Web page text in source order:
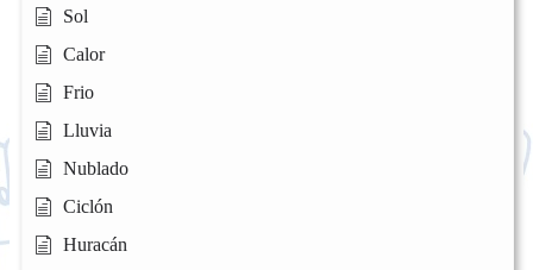
Sol
Calor
Frio
Lluvia
Nublado
Ciclón
Huracán